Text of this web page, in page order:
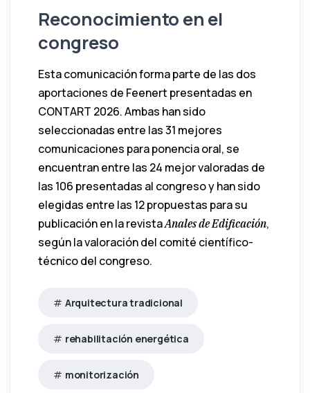
Reconocimiento en el
congreso
Esta comunicación forma parte de las dos
aportaciones de Feenert presentadas en
CONTART 2026. Ambas han sido
seleccionadas entre las 31 mejores
comunicaciones para ponencia oral, se
encuentran entre las 24 mejor valoradas de
las 106 presentadas al congreso y han sido
elegidas entre las 12 propuestas para su
publicación en la revistaAnales de Edificación,
según la valoración del comité científico-
técnico del congreso.
Arquitectura tradicional
rehabilitación energética
monitorización